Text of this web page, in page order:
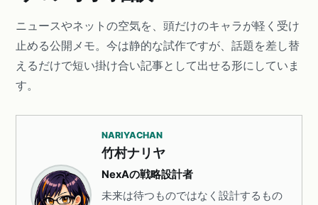
ニュースやネットの空気を、頭だけのキャラが軽く受け
止める公開メモ。今は静的な試作ですが、話題を差し替
えるだけで短い掛け合い記事として出せる形にしていま
す。
NARIYACHAN
竹村ナリヤ
NexAの戦略設計者
未来は待つものではなく設計するもの